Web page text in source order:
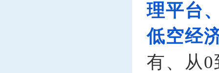
理平台
低空经
有、从